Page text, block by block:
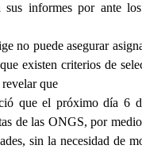
sus informes por ante
no puede asegurar
existen criterios de
que
que el próximo día 6
de las ONGS, por
sin la necesidad de